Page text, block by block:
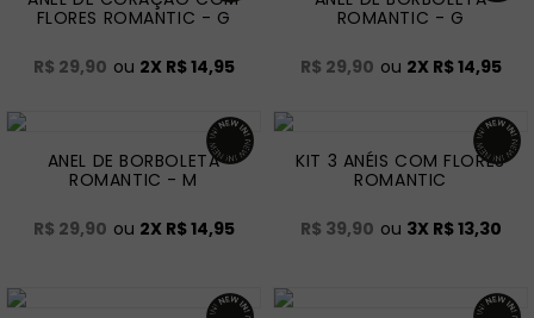
FLORES ROMANTIC - G
R$ 29,90 ou 2X R$ 14,95
ROMANTIC - G
R$ 29,90 ou 2X R$ 14,95
ANEL DE BORBOLETA
ROMANTIC - M
R$ 29,90 ou 2X R$ 14,95
KIT 3 ANÉIS COM FLORES
ROMANTIC
R$ 39,90 ou 3X R$ 13,30